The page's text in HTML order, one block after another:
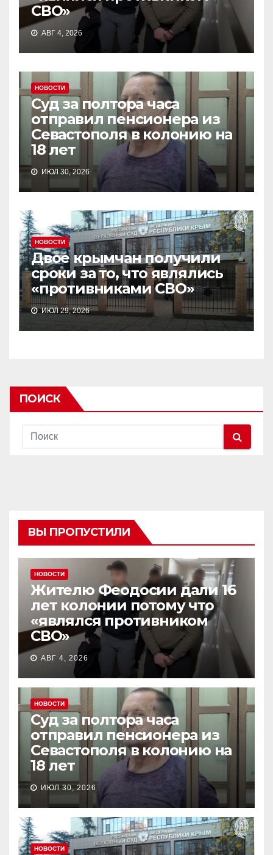
СВО»
АВГ 4, 2026
НОВОСТИ
Суд за полтора часа
отправил пенсионера из
Севастополя в колонию на
18 лет
ИЮЛ 30, 2026
НОВОСТИ
Двое крымчан получили
сроки за то, что являлись
«противниками СВО»
ИЮЛ 29, 2026
ПОИСК
ВЫ ПРОПУСТИЛИ
НОВОСТИ
Жителю Феодосии дали 16
лет колонии потому что
«являлся противником
СВО»
АВГ 4, 2026
НОВОСТИ
Суд за полтора часа
отправил пенсионера из
Севастополя в колонию на
18 лет
ИЮЛ 30, 2026
НОВОСТИ